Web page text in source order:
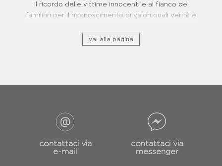
Il ricordo delle vittime innocenti e al fianco dei
familiari per il riconoscimento di valori quali verità e
vai alla pagina
contattaci via
e-mail
contattaci via
messenger